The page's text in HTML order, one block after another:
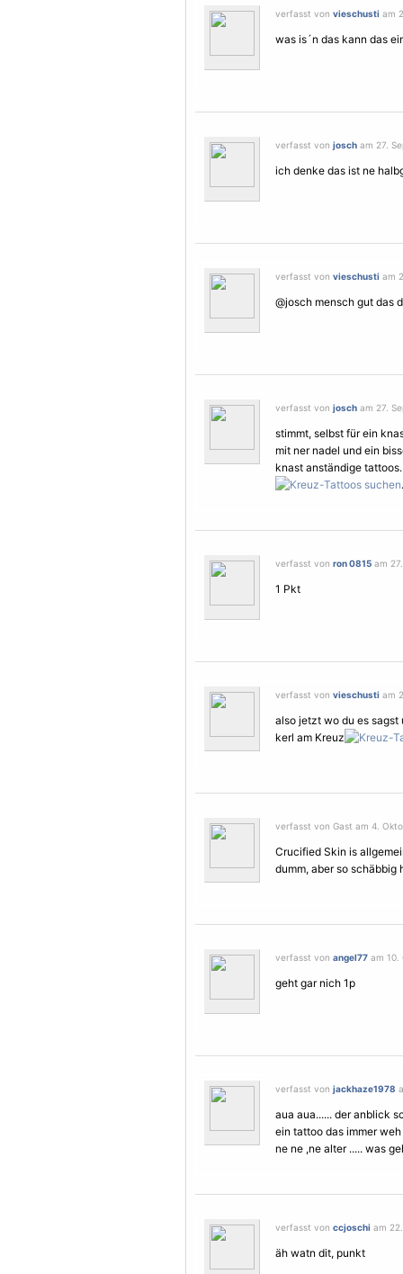
verfasst von vieschusti am
was is´n das kann das
verfasst von josch am 27.
ich denke das ist ne
verfasst von vieschusti am
@josch mensch gut das
verfasst von josch am 27.
stimmt, selbst für ein
mit ner nadel und ein
knast anständige
verfasst von ron 0815 am
1 Pkt
verfasst von vieschusti am
also jetzt wo du es sagst
kerl am Kreuz
verfasst von Gast am 4.
Crucified Skin is
dumm, aber so schäbbig
verfasst von angel77 am 10.
geht gar nich 1p
verfasst von jackhaze1978
aua aua...... der anblick
ein tattoo das immer
ne ne ,ne alter ..... was
verfasst von ccjoschi am
äh watn dit, punkt